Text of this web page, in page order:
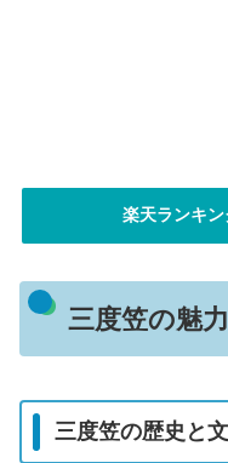
楽天ランキ
三度笠の魅
三度笠の歴史と